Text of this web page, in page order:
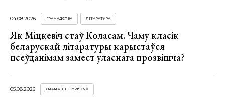
04.08.2026 ГРАМАДСТВА ЛІТАРАТУРА
Як Міцкевіч стаў Коласам. Чаму класік
беларускай літаратуры карыстаўся
псеўданімам замест уласнага прозвішча?
05.08.2026 «МАМА, НЕ ЖУРЫСЯ!»